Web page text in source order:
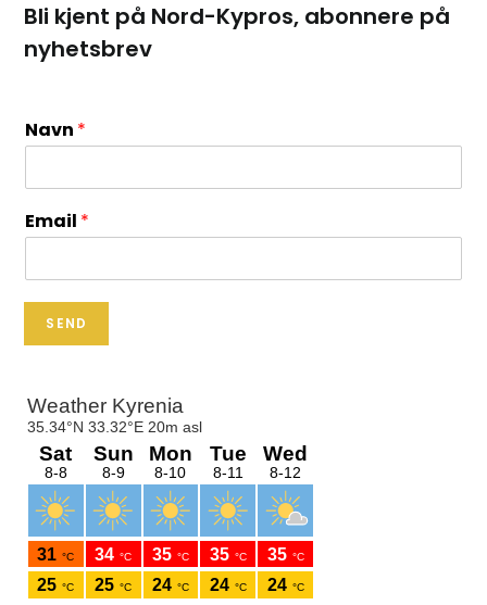
Bli kjent på Nord-Kypros, abonnere på
nyhetsbrev
Navn *
Email *
SEND